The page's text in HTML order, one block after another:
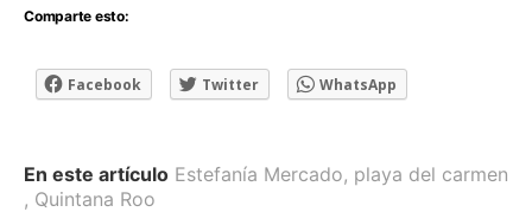
Comparte esto:
Facebook Twitter WhatsApp
En este artículo Estefanía Mercado, playa del carmen
, Quintana Roo